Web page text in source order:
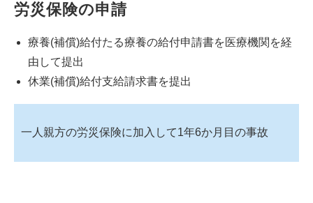
労災保険の申請
療養(補償)給付たる療養の給付申請書を医療機関を経
由して提出
休業(補償)給付支給請求書を提出
一人親方の労災保険に加入して1年6か月目の事故